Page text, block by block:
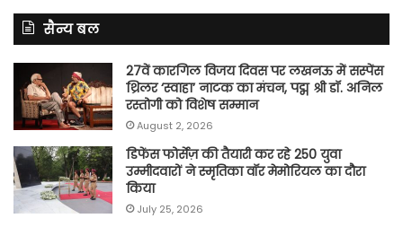
सैन्य बल
27वें कारगिल विजय दिवस पर लखनऊ में सस्पेंस
थ्रिलर ‘स्वाहा’ नाटक का मंचन, पद्म श्री डॉ. अनिल
रस्तोगी को विशेष सम्मान
August 2, 2026
डिफेंस फोर्सेज़ की तैयारी कर रहे 250 युवा
उम्मीदवारों ने स्मृतिका वॉर मेमोरियल का दौरा
किया
July 25, 2026